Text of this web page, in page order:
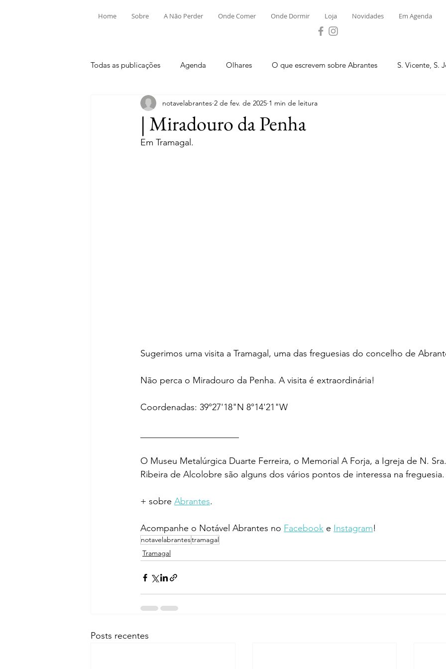
Home Sobre A Não Perder Onde Comer Onde Dormir Loja Novidades Em Agenda
Todas as publicações Agenda Olhares O que escrevem sobre Abrantes S. Vicente, S.
Aldeia do Mato e Souto Alvega e Concavada Bemposta
Mouriscas Pego
| Miradouro da Penha
notavelabrantes 2 de fev. de 2025 1 min de leitura
Em Tramagal.
Sugerimos uma visita a Tramagal, uma das freguesias do concelho de
Não perca o Miradouro da Penha. A visita é extraordinária!
Coordenadas: 39°27'18"N 8°14'21"W
O Museu Metalúrgica Duarte Ferreira, o Memorial A Forja, a Igreja de N.
Ribeira de Alcolobre são alguns dos vários pontos de interessa na
+ sobre Abrantes.
Acompanhe o Notável Abrantes no Facebook e Instagram!
notavelabrantestramagal
Tramagal
Posts recentes